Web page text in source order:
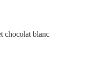
chocolat blanc